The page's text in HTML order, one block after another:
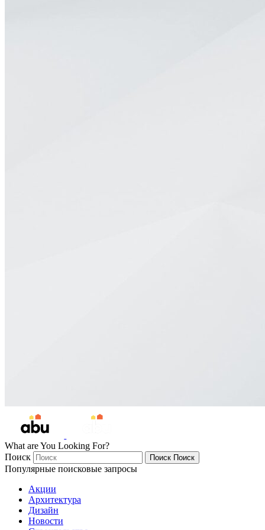
What are You Looking For?
Поиск
Поиск Поиск
Популярные поисковые запросы
Акции
Архитектура
Дизайн
Новости